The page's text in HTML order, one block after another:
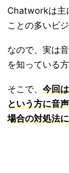
Chatworkは主
ことの多いビ
なので、実は
を知っている
そこで、 今回
という方に音
場合の対処法